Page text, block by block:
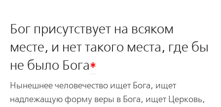
Бог присутствует на всяком
месте, и нет такого места, где бы
не было Бога*
Нынешнее человечество ищет Бога, ищет
надлежащую форму веры в Бога, ищет Церковь,